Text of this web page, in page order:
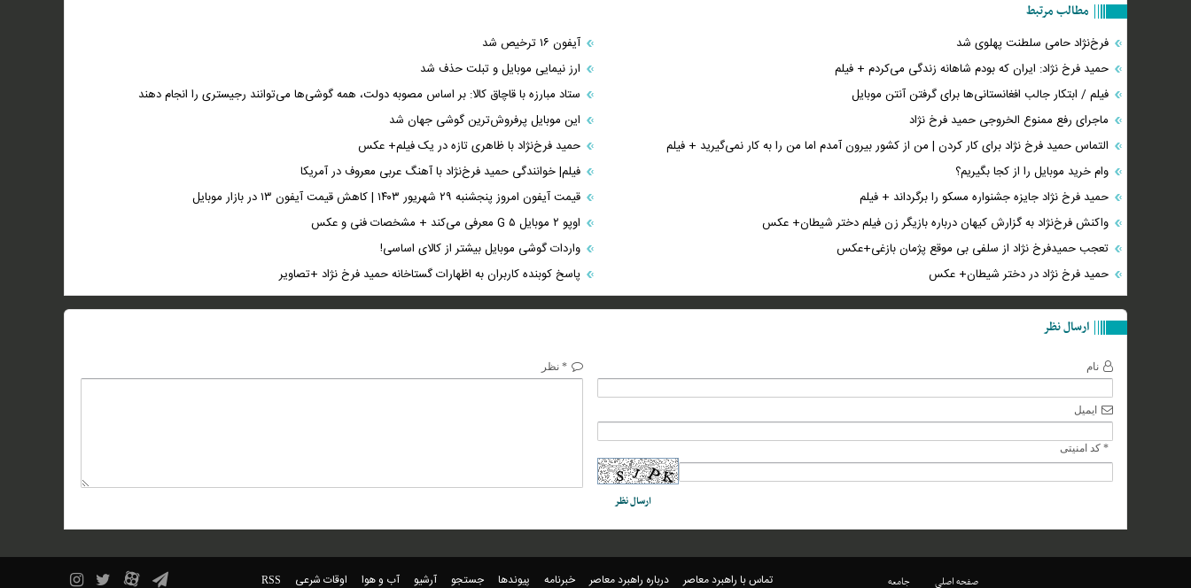
مطالب مرتبط
فرخ‌نژاد حامی سلطنت پهلوی شد
آیفون ۱۶ ترخیص شد
حمید فرخ نژاد: ایران که بودم شاهانه زندگی می‌کردم + فیلم
ارز نیمایی موبایل و تبلت حذف شد
فیلم / ابتکار جالب افغانستانی‌ها برای گرفتن آنتن موبایل
ستاد مبارزه با قاچاق کالا: بر اساس مصوبه دولت، همه گوشی‌ها می‌توانند رجیستری را انجام دهند
ماجرای رفع ممنوع الخروجی حمید فرخ نژاد
این موبایل پرفروش‌ترین گوشی جهان شد
التماس حمید فرخ نژاد برای کار کردن | من از کشور بیرون آمدم اما من را به کار نمی‌گیرید + فیلم
حمید فرخ‌نژاد با ظاهری تازه در یک فیلم+ عکس
وام خرید موبایل را از کجا بگیریم؟
فیلم| خوانندگی حمید فرخ‌نژاد با آهنگ عربی معروف در آمریکا
حمید فرخ نژاد جایزه جشنواره مسکو را برگرداند + فیلم
قیمت آیفون امروز پنجشنبه ۲۹ شهریور ۱۴۰۳ | کاهش قیمت آیفون ۱۳ در بازار موبایل
واکنش فرخ‌نژاد به گزارش کیهان درباره بازیگر زن فیلم دختر شیطان+ عکس
اوپو ۲ موبایل ۵ G معرفی می‌کند + مشخصات فنی و عکس
تعجب حمیدفرخ نژاد از سلفی بی موقع پژمان بازغی+عکس
واردات گوشی موبایل بیشتر از کالای اساسی!
حمید فرخ نژاد در دختر شیطان+ عکس
پاسخ کوبنده کاربران به اظهارات گستاخانه حمید فرخ نژاد +تصاویر
ارسال نظر
نام
ایمیل
* کد امنیتی
* نظر
صفحه اصلی جامعه تماس با راهبرد معاصر درباره راهبرد معاصر خبرنامه پیوندها جستجو آرشیو آب و هوا اوقات شرعی RSS